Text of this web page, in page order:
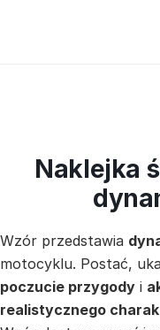
Naklejka
Wzór przedstawia
motocyklu. Postać,
poczucie przygody i
realistycznego